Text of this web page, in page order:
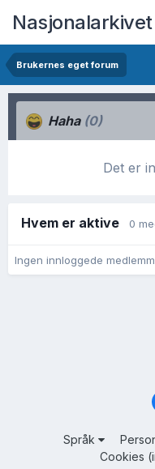
Nasjonalarkivet
Brukernes eget forum
Haha (0)
Det er
Hvem er aktive 0
Ingen innloggede
Språk
Cookies